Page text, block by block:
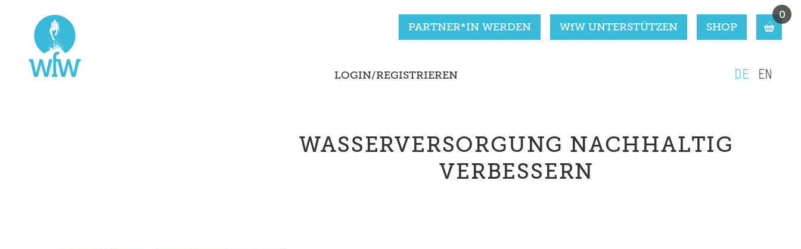
PARTNER*IN WERDEN WfW UNTERSTÜTZEN SHOP
0
LOGIN/REGISTRIEREN DE EN
WASSERVERSORGUNG NACHHALTIG
VERBESSERN